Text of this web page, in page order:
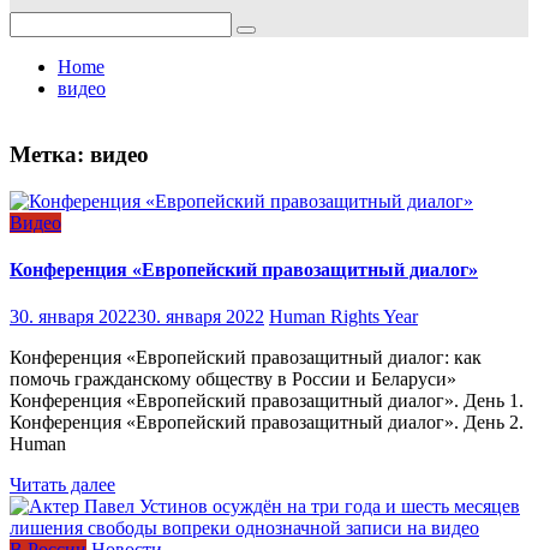
for:
Home
видео
Метка: видео
Видео
Конференция «Европейский правозащитный диалог»
30. января 202230. января 2022 Human Rights Year
Конференция «Европейский правозащитный диалог: как
помочь гражданскому обществу в России и Беларуси»
Конференция «Европейский правозащитный диалог». День 1.
Конференция «Европейский правозащитный диалог». День 2.
Human
Читать далее